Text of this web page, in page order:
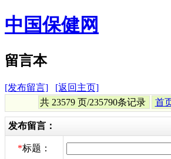
中国保健网
留言本
[发布留言]
[返回主页]
共 23579 页/235790条记录
首
发布留言：
*标题：